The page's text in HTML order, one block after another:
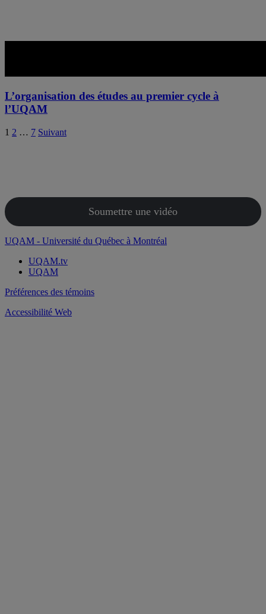
L’organisation des études au premier cycle à
l’UQAM
Pagination
1 2 … 7 Suivant
Soumettre une vidéo
UQAM - Université du Québec à Montréal
UQAM.tv
UQAM
Préférences des témoins
Accessibilité Web